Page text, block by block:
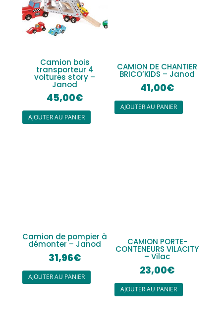
Camion bois
transporteur 4
voitures story –
Janod
45,00€
AJOUTER AU PANIER
CAMION DE CHANTIER
BRICO’KIDS – Janod
41,00€
AJOUTER AU PANIER
Camion de pompier à
démonter – Janod
31,96€
AJOUTER AU PANIER
CAMION PORTE-
CONTENEURS VILACITY
– Vilac
23,00€
AJOUTER AU PANIER